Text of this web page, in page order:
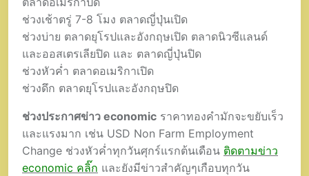
ช่วงเช้าตรู่ 7-8 โมง ตลาดญี่ปุ่นเปิด
ช่วงบ่าย ตลาดยุโรปและอังกฤษเปิด ตลาดนิวซีแลนด์
และออสเตรเลียปิด และ ตลาดญี่ปุ่นปิด
ช่วงหัวค่ำ ตลาดอเมริกาเปิด
ช่วงดึก ตลาดยุโรปและอังกฤษปิด
ช่วงประกาศข่าว economic ราคาทองคำมักจะขยับเร็ว
และแรงมาก เช่น USD Non Farm Employment
Change ช่วงหัวค่ำทุกวันศุกร์แรกต้นเดือน ติดตามข่าว
economic คลิ๊ก และยังมีข่าวสำคัญๆเกือบทุกวัน